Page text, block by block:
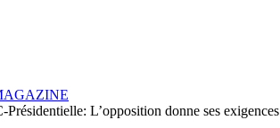
Présidentielle: L’opposition donne ses exigences